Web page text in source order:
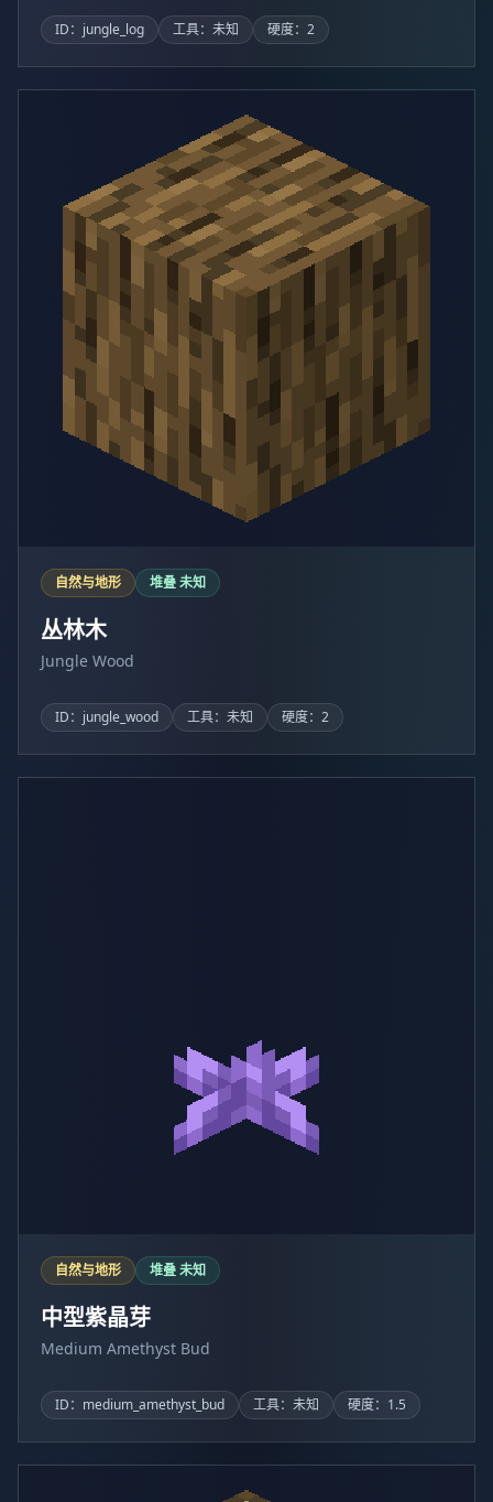
ID：jungle_log 工具：未知 硬度：2
自然与地形 堆叠 未知
丛林木
Jungle Wood
ID：jungle_wood 工具：未知 硬度：2
自然与地形 堆叠 未知
中型紫晶芽
Medium Amethyst Bud
ID：medium_amethyst_bud 工具：未知 硬度：1.5